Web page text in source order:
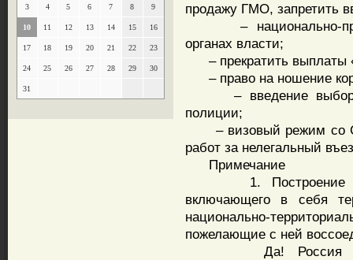
3 4 5 6 7 8 9
10 11 12 13 14 15 16
17 18 19 20 21 22 23
24 25 26 27 28 29 30
31
продажу ГМО, запретить
– национально-
органах власти;
– прекратить выплаты
– право на ношение
– введение
полиции;
– визовый режим со
работ за нелегальный
Примечание
1. Построение
включающего в себя
национально-
пожелающие с ней
Да! Россия при